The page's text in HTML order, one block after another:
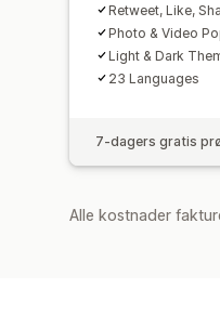
Retweet, Like,
Photo & Video
Light & Dark
23 Languages
7-dagers gratis
Alle kostnader